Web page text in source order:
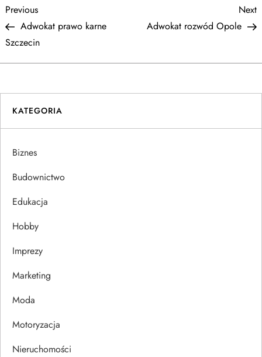
N
a
w
i
g
a
c
a
w
p
Previous
Post
Previous
Adwokat prawo karne
Szczecin
Next
Adwokat rozwód Opole
KATEGORIA
Biznes
Budownictwo
Edukacja
Hobby
Imprezy
Marketing
Moda
Motoryzacja
Nieruchomości